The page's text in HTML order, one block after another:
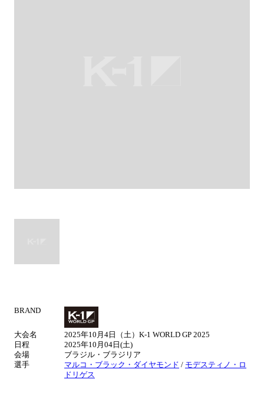
BRAND
大会名
2025年10月4日（土）K-1 WORLD GP 2025
日程
2025年10月04日(土)
会場
ブラジル・ブラジリア
選手
マルコ・ブラック・ダイヤモンド / モデスティノ・ロ
ドリゲス